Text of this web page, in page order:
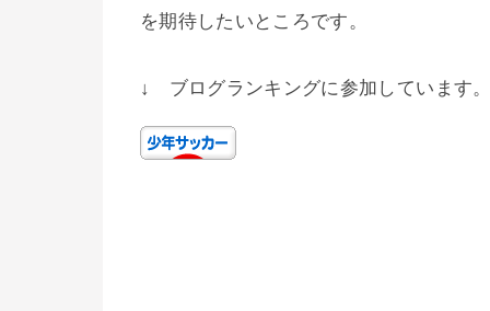
を期待したいところです。
↓ ブログランキングに参加しています